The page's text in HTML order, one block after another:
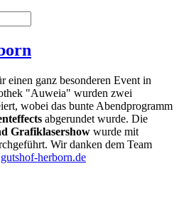
ganz besonderen Event in
"Auweia" wurden zwei
wobei das bunte Abendprogramm
abgerundet wurde. Die
Grafiklasershow wurde mit
Wir danken dem Team
herborn.de